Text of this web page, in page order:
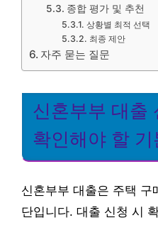
종합 평가 및 추천
상황별 최적 선택
최종 제안
자주 묻는 질문
신혼부부 대출
확인해야 할 기
신혼부부 대출은 주택 구
단입니다. 대출 신청 시